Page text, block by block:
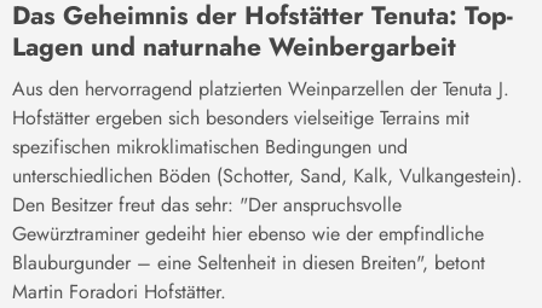
Das Geheimnis der Hofstätter Tenuta: Top-
Lagen und naturnahe Weinbergarbeit
Aus den hervorragend platzierten Weinparzellen der Tenuta J.
Hofstätter ergeben sich besonders vielseitige Terrains mit
spezifischen mikroklimatischen Bedingungen und
unterschiedlichen Böden (Schotter, Sand, Kalk, Vulkangestein).
Den Besitzer freut das sehr: "Der anspruchsvolle
Gewürztraminer gedeiht hier ebenso wie der empfindliche
Blauburgunder – eine Seltenheit in diesen Breiten", betont
Martin Foradori Hofstätter.